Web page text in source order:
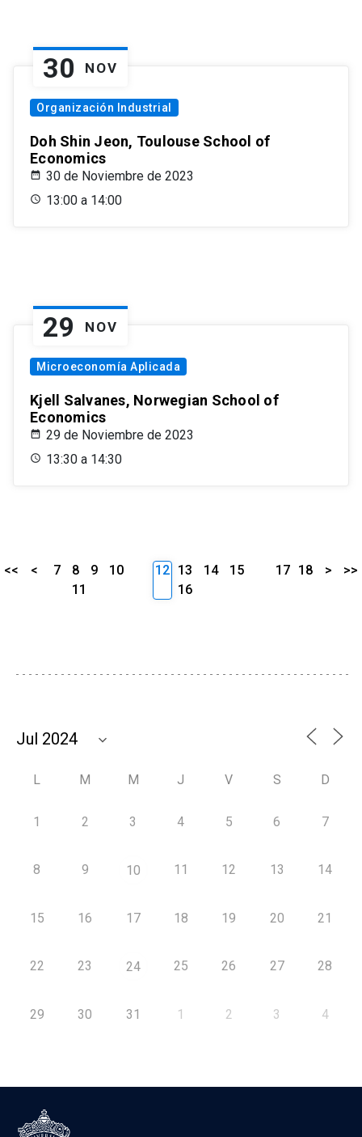
30 NOV
Organización Industrial
Doh Shin Jeon, Toulouse School of
Economics
30 de Noviembre de 2023
13:00 a 14:00
29 NOV
Microeconomía Aplicada
Kjell Salvanes, Norwegian School of
Economics
29 de Noviembre de 2023
13:30 a 14:30
<< < 7 8 9
10
11
12 13 14
15
16
17 18 > >>
L M M J V S D
1 2 3 4 5 6 7
8 9 10 11 12 13 14
15 16 17 18 19 20 21
22 23 24 25 26 27 28
29 30 31 1 2 3 4